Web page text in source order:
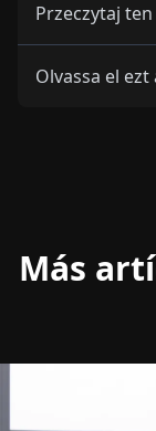
Przeczytaj
Olvassa el
Más